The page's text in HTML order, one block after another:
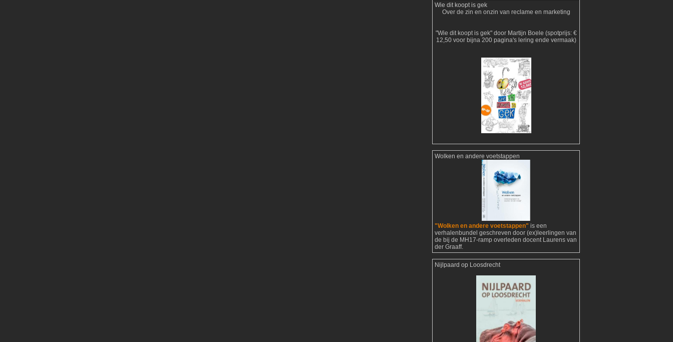
Wie dit koopt is gek
Over de zin en onzin van reclame en marketing
"Wie dit koopt is gek" door Martijn Boele (spotprijs: €
12,50 voor bijna 200 pagina's lering ende vermaak)
Wolken en andere voetstappen
"Wolken en andere voetstappen" is een
verhalenbundel geschreven door (ex)leerlingen van
de bij de MH17-ramp overleden docent Laurens van
der Graaff.
Nijlpaard op Loosdrecht